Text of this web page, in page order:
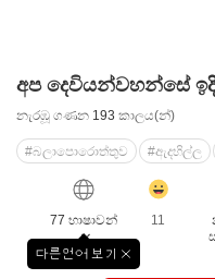
අප දෙවියන්වහන්සේ
නැරඹූ ගණන 193 කාලය(න්)
#බලාපොරොත්තුව #ඇදහිල්ල
77 භාෂාවන්
다른언어 보기
창
감
11